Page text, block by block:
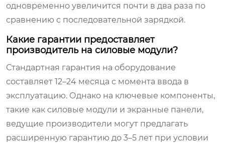
одновременно увеличится почти в два раза по
сравнению с последовательной зарядкой.
Какие гарантии предоставляет
производитель на силовые модули?
Стандартная гарантия на оборудование
составляет 12–24 месяца с момента ввода в
эксплуатацию. Однако на ключевые компоненты,
такие как силовые модули и экранные панели,
ведущие производители могут предлагать
расширенную гарантию до 3–5 лет при условии